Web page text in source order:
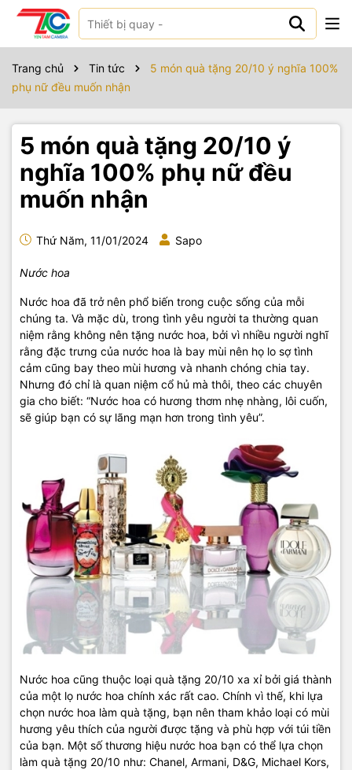
Trang chủ Tin tức
5 món quà tặng 20/10 ý nghĩa 100%
phụ nữ đều muốn nhận
5 món quà tặng 20/10 ý
nghĩa 100% phụ nữ đều
muốn nhận
Thứ Năm, 11/01/2024 Sapo
Nước hoa
Nước hoa đã trở nên phổ biến trong cuộc sống của mỗi
chúng ta. Và mặc dù, trong tình yêu người ta thường quan
niệm rằng không nên tặng nước hoa, bởi vì nhiều người nghĩ
rằng đặc trưng của nước hoa là bay mùi nên họ lo sợ tình
cảm cũng bay theo mùi hương và nhanh chóng chia tay.
Nhưng đó chỉ là quan niệm cổ hủ mà thôi, theo các chuyên
gia cho biết: “Nước hoa có hương thơm nhẹ nhàng, lôi cuốn,
sẽ giúp bạn có sự lãng mạn hơn trong tình yêu”.
Nước hoa cũng thuộc loại quà tặng 20/10 xa xỉ bởi giá thành
của một lọ nước hoa chính xác rất cao. Chính vì thế, khi lựa
chọn nước hoa làm quà tặng, bạn nên tham khảo loại có mùi
hương yêu thích của người được tặng và phù hợp với túi tiền
của bạn. Một số thương hiệu nước hoa bạn có thể lựa chọn
làm quà tặng 20/10 như: Chanel, Armani, D&G, Michael Kors,